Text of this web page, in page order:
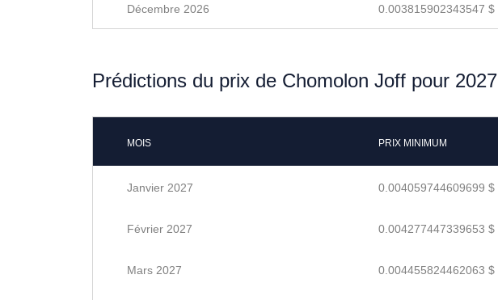
Décembre 2026 0.003815902343547 $
Prédictions du prix de Chomolon Joff pour 2027
MOIS PRIX MINIMUM
Janvier 2027 0.004059744609699 $
Février 2027 0.004277447339653 $
Mars 2027 0.004455824462063 $